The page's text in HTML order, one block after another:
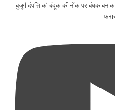
बुजुर्ग दंपत्ति को बंदूक की नोंक पर बंधक